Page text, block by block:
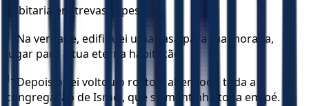
habitaria em trevas espessas.
13
Na verdade, edifiquei uma casa para tua morada,
lugar para a tua eterna habitação.
14 Depois o rei voltou o rosto e abençoou toda a
congregação de Israel, que se mantinha toda em pé.